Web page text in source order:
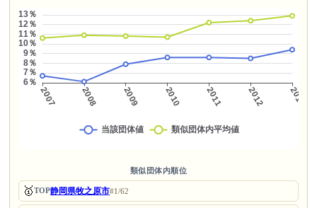
類似団体内順位
🥇TOP静岡県牧之原市#1/62